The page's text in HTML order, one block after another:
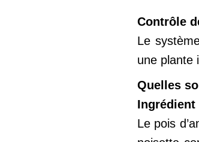
Contrôle
Le
une plante
Quelles
Le pois